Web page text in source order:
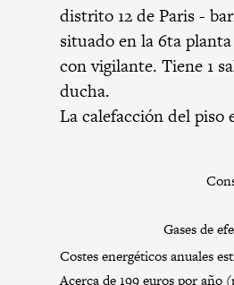
distrito 12 de Paris-
situado en la 6ta
con vigilante. Tiene 1
ducha.
La calefacción del piso
Gases de
Costes energéticos anuales
Acerca de 199 euros por año